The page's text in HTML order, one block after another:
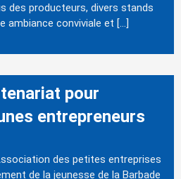
des producteurs, divers stands
conviviale et […]
pour
entrepreneurs
des petites entreprises
de la jeunesse de la Barbade